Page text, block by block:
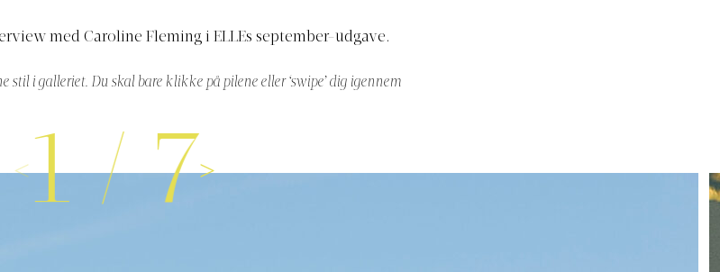
med Caroline Fleming i ELLEs september-udgave.
stil i galleriet. Du skal bare klikke på pilene eller ‘swipe’ dig igennem
1/7